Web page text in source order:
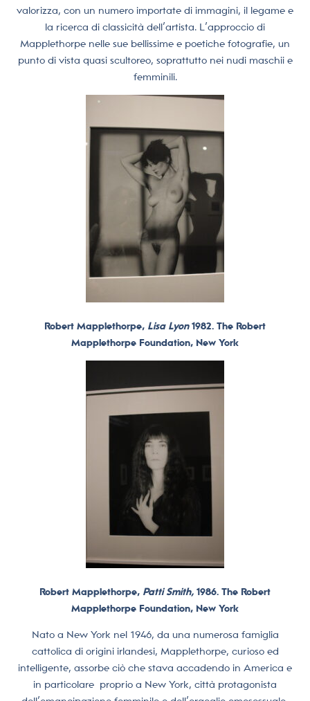
valorizza, con un numero importate di immagini, il legame e
la ricerca di classicità dell’artista. L’approccio di
Mapplethorpe nelle sue bellissime e poetiche fotografie, un
punto di vista quasi scultoreo, soprattutto nei nudi maschii e
femminili.
Robert Mapplethorpe, Lisa Lyon1982. The Robert
Mapplethorpe Foundation, New York
Robert Mapplethorpe, Patti Smith, 1986. The Robert
Mapplethorpe Foundation, New York
Nato a New York nel 1946, da una numerosa famiglia
cattolica di origini irlandesi, Mapplethorpe, curioso ed
intelligente, assorbe ciò che stava accadendo in America e
in particolare proprio a New York, città protagonista